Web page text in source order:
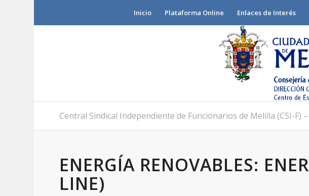
Inicio Plataforma Online Enlaces de Interés
Central Sindical Independiente de Funcionarios de Melilla (CSI-F)
ENERGÍA RENOVABLES:
LINE)